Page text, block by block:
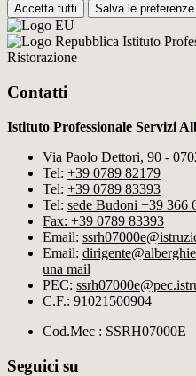
Accetta tutti Salva le preferenze
Istituto
Ristorazione
Contatti
Istituto Professionale Servizi
Via Paolo Dettori, 90 -
Tel: +39 0789 82179
Tel: +39 0789 83393
Tel: sede Budoni +39 366
Fax: +39 0789 83393
Email:
Email:
una mail
PEC:
C.F.: 91021500904
Cod.Mec : SSRH07000E
Seguici su